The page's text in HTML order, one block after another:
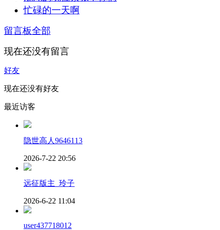
忙碌的一天啊
留言板全部
现在还没有留言
好友
现在还没有好友
最近访客
隐世高人9646113
2026-7-22 20:56
远征版主_玲子
2026-6-22 11:04
user437718012